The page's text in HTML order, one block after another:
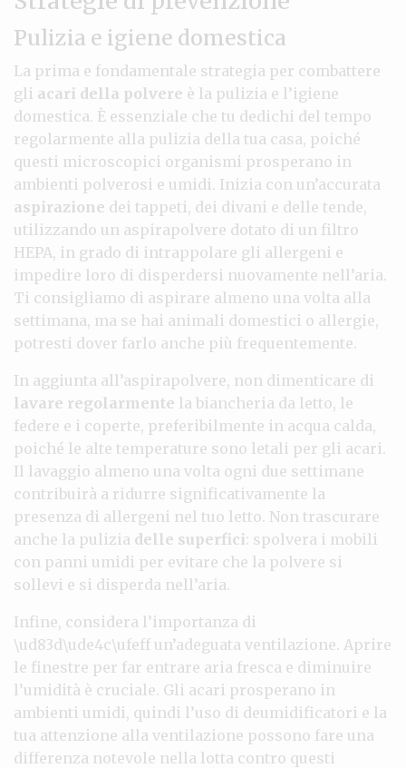
Pulizia e igiene domestica
La prima e fondamentale strategia per combattere
gli acari della polvere è la pulizia e l’igiene
domestica. È essenziale che tu dedichi del tempo
regolarmente alla pulizia della tua casa, poiché
questi microscopici organismi prosperano in
ambienti polverosi e umidi. Inizia con un’accurata
aspirazione dei tappeti, dei divani e delle tende,
utilizzando un aspirapolvere dotato di un filtro
HEPA, in grado di intrappolare gli allergeni e
impedire loro di disperdersi nuovamente nell’aria.
Ti consigliamo di aspirare almeno una volta alla
settimana, ma se hai animali domestici o allergie,
potresti dover farlo anche più frequentemente.
In aggiunta all’aspirapolvere, non dimenticare di
lavare regolarmente la biancheria da letto, le
federe e i coperte, preferibilmente in acqua calda,
poiché le alte temperature sono letali per gli acari.
Il lavaggio almeno una volta ogni due settimane
contribuirà a ridurre significativamente la
presenza di allergeni nel tuo letto. Non trascurare
anche la pulizia delle superfici: spolvera i mobili
con panni umidi per evitare che la polvere si
sollevi e si disperda nell’aria.
Infine, considera l’importanza di
\ud83d\ude4c\ufeff un’adeguata ventilazione. Aprire
le finestre per far entrare aria fresca e diminuire
l’umidità è cruciale. Gli acari prosperano in
ambienti umidi, quindi l’uso di deumidificatori e la
tua attenzione alla ventilazione possono fare una
differenza notevole nella lotta contro questi